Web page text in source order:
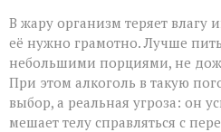
В жару организм теряет влагу
её нужно грамотно. Лучше
небольшими порциями, не
При этом алкоголь в такую
выбор, а реальная угроза: он
мешает телу справляться с